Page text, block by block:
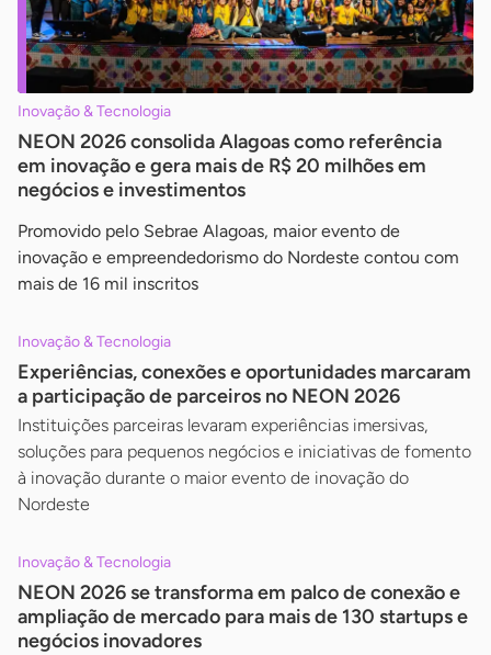
Inovação & Tecnologia
NEON 2026 consolida Alagoas como referência
em inovação e gera mais de R$ 20 milhões em
negócios e investimentos
Promovido pelo Sebrae Alagoas, maior evento de
inovação e empreendedorismo do Nordeste contou com
mais de 16 mil inscritos
Inovação & Tecnologia
Experiências, conexões e oportunidades marcaram
a participação de parceiros no NEON 2026
Instituições parceiras levaram experiências imersivas,
soluções para pequenos negócios e iniciativas de fomento
à inovação durante o maior evento de inovação do
Nordeste
Inovação & Tecnologia
NEON 2026 se transforma em palco de conexão e
ampliação de mercado para mais de 130 startups e
negócios inovadores